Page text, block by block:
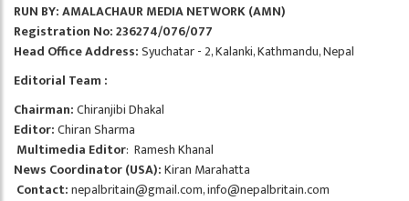
RUN BY: AMALACHAUR MEDIA NETWORK (AMN)
Registration No: 236274/076/077
Head Office Address:Syuchatar - 2, Kalanki, Kathmandu, Nepal
Editorial Team :
Chairman:Chiranjibi Dhakal
Editor:Chiran Sharma
Multimedia Editor: Ramesh Khanal
News Coordinator (USA):Kiran Marahatta
Contact:nepalbritain@gmail.com,info@nepalbritain.com